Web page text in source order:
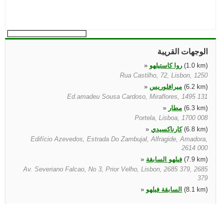
الوجهات القريبة
» روا كاستيلهو
(1.0 km)
Rua Castilho, 72, Lisbon, 1250
» ميرافلوريس
(6.2 km)
Ed.amadeu Sousa Cardoso, Miraflores, 1495 131
» مطار
(6.3 km)
Portela, Lisboa, 1700 008
» كارناكسيدي
(6.8 km)
Edifício Azevedos, Estrada Do Zambujal, Alfragide, Amadora,
2614 000
» فيلهو السابقة
(7.9 km)
Av. Severiano Falcao, No 3, Prior Velho, Lisbon, 2685 379, 2685
379
» السابقة فيلهو
(8.1 km)